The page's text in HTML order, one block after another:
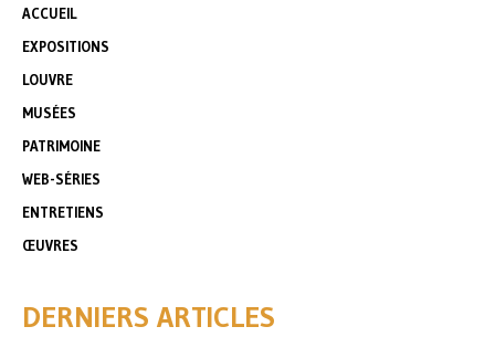
ACCUEIL
EXPOSITIONS
LOUVRE
MUSÉES
PATRIMOINE
WEB-SÉRIES
ENTRETIENS
ŒUVRES
DERNIERS ARTICLES